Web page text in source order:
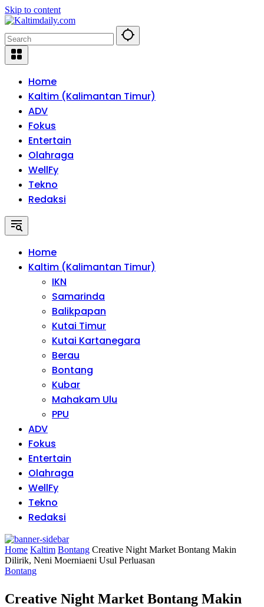
Skip to content
Home
Kaltim (Kalimantan Timur)
ADV
Fokus
Entertain
Olahraga
WellFy
Tekno
Redaksi
Home
Kaltim (Kalimantan Timur)
IKN
Samarinda
Balikpapan
Kutai Timur
Kutai Kartanegara
Berau
Bontang
Kubar
Mahakam Ulu
PPU
ADV
Fokus
Entertain
Olahraga
WellFy
Tekno
Redaksi
Home Kaltim Bontang Creative Night Market Bontang Makin
Dilirik, Neni Moerniaeni Usul Perluasan
Bontang
Creative Night Market Bontang Makin